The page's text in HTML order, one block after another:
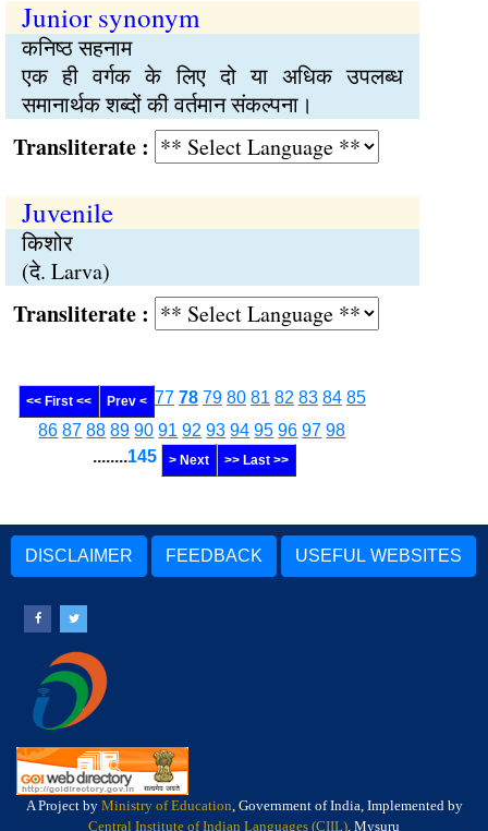
Junior synonym
कनिष्ठ सहनाम
एक ही वर्गक के लिए दो या अधिक उपलब्ध
समानार्थक शब्दों की वर्तमान संकल्पना।
:
Juvenile
किशोर
(दे. Larva)
:
<< First << Prev < 77 78 79 80 81 82 83 84 85
86 87 88 89 90 91 92 93 94 95 96 97 98
........145 > Next >> Last >>
DISCLAIMER FEEDBACK USEFUL WEBSITES
A Project by Ministry of Education, Government of India, Implemented by
Central Institute of Indian Languages (CIIL), Mysuru